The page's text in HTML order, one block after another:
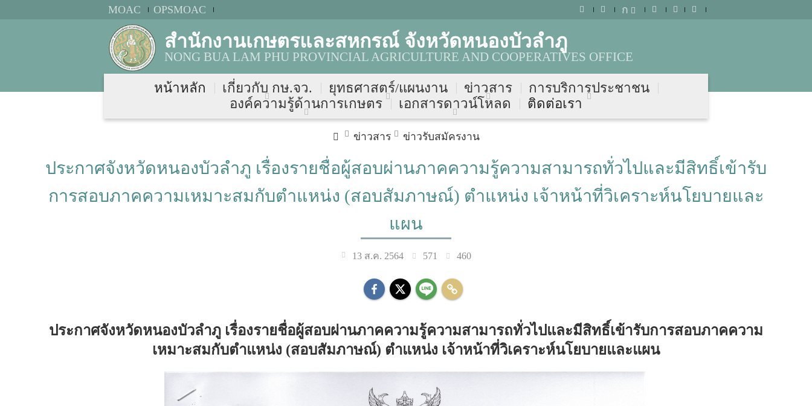
MOAC OPSMOAC ก
สำนักงานเกษตรและสหกรณ์ จังหวัดหนองบัวลำภู
NONG BUA LAM PHU PROVINCIAL AGRICULTURE AND COOPERATIVES OFFICE
หน้าหลัก เกี่ยวกับ กษ.จว. ยุทธศาสตร์/แผนงาน ข่าวสาร
การบริการประชาชน
องค์ความรู้ด้านการเกษตร
เอกสารดาวน์โหลด ติดต่อเรา
ข่าวสาร ข่าวรับสมัครงาน
ประกาศจังหวัดหนองบัวลำภู เรื่องรายชื่อผู้สอบผ่านภาคความรู้ความสามารถทั่วไปและมีสิทธิ์เข้ารับ
การสอบภาคความเหมาะสมกับตำแหน่ง (สอบสัมภาษณ์) ตำแหน่ง เจ้าหน้าที่วิเคราะห์นโยบายและ
แผน
13 ส.ค. 2564 571 460
ประกาศจังหวัดหนองบัวลำภู เรื่องรายชื่อผู้สอบผ่านภาคความรู้ความสามารถทั่วไปและมีสิทธิ์เข้ารับการสอบภาคความ
เหมาะสมกับตำแหน่ง (สอบสัมภาษณ์) ตำแหน่ง เจ้าหน้าที่วิเคราะห์นโยบายและแผน